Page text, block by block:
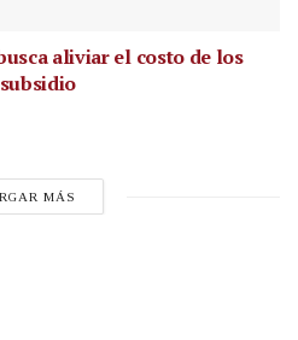
aliviar el costo de los
MÁS